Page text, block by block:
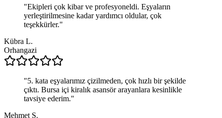
"Ekipleri çok kibar ve profesyoneldi. Eşyaların
yerleştirilmesine kadar yardımcı oldular, çok
teşekkürler."
Kübra L.
Orhangazi
"5. kata eşyalarımız çizilmeden, çok hızlı bir şekilde
çıktı. Bursa içi kiralık asansör arayanlara kesinlikle
tavsiye ederim."
Mehmet S.